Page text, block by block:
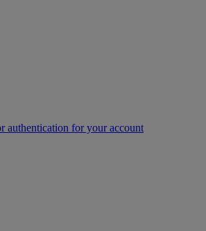
authentication for your account